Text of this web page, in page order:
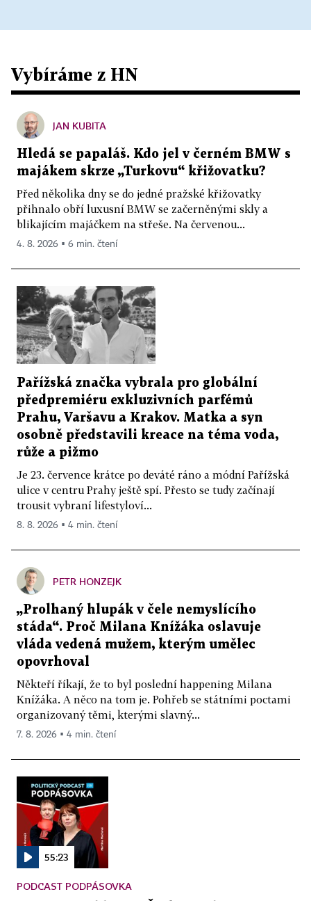
Vybíráme z HN
JAN KUBITA
Hledá se papaláš. Kdo jel v černém BMW s
majákem skrze „Turkovu“ křižovatku?
Před několika dny se do jedné pražské křižovatky
přihnalo obří luxusní BMW se začerněnými skly a
blikajícím majáčkem na střeše. Na červenou...
4. 8. 2026 ▪ 6 min. čtení
Pařížská značka vybrala pro globální
předpremiéru exkluzivních parfémů
Prahu, Varšavu a Krakov. Matka a syn
osobně představili kreace na téma voda,
růže a pižmo
Je 23. července krátce po deváté ráno a módní Pařížská
ulice v centru Prahy ještě spí. Přesto se tudy začínají
trousit vybraní lifestyloví...
8. 8. 2026 ▪ 4 min. čtení
PETR HONZEJK
„Prolhaný hlupák v čele nemyslícího
stáda“. Proč Milana Knížáka oslavuje
vláda vedená mužem, kterým umělec
opovrhoval
Někteří říkají, že to byl poslední happening Milana
Knížáka. A něco na tom je. Pohřeb se státními poctami
organizovaný těmi, kterými slavný...
7. 8. 2026 ▪ 4 min. čtení
55:23
PODCAST PODPÁSOVKA